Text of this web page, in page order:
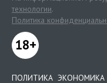
технологии.
Политика
18+
ПОЛИТИКА ЭКОНОМИКА